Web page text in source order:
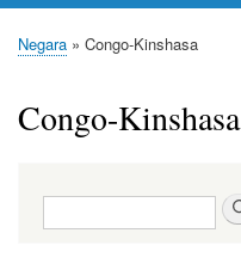
Breadcrumb
Negara Congo-Kinshasa
Congo-Kinshasa
Pencarian